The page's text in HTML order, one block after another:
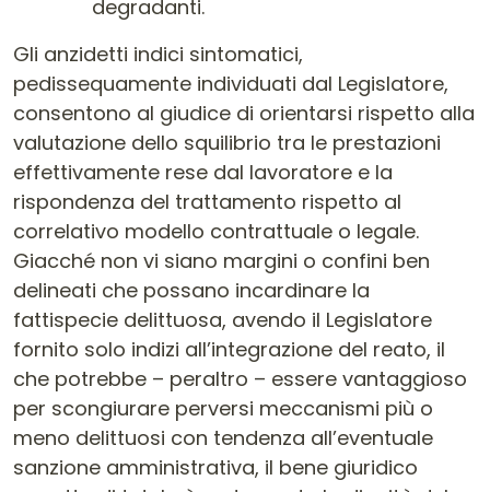
degradanti.
Gli anzidetti indici sintomatici,
pedissequamente individuati dal Legislatore,
consentono al giudice di orientarsi rispetto alla
valutazione dello squilibrio tra le prestazioni
effettivamente rese dal lavoratore e la
rispondenza del trattamento rispetto al
correlativo modello contrattuale o legale.
Giacché non vi siano margini o confini ben
delineati che possano incardinare la
fattispecie delittuosa, avendo il Legislatore
fornito solo indizi all’integrazione del reato, il
che potrebbe – peraltro – essere vantaggioso
per scongiurare perversi meccanismi più o
meno delittuosi con tendenza all’eventuale
sanzione amministrativa, il bene giuridico